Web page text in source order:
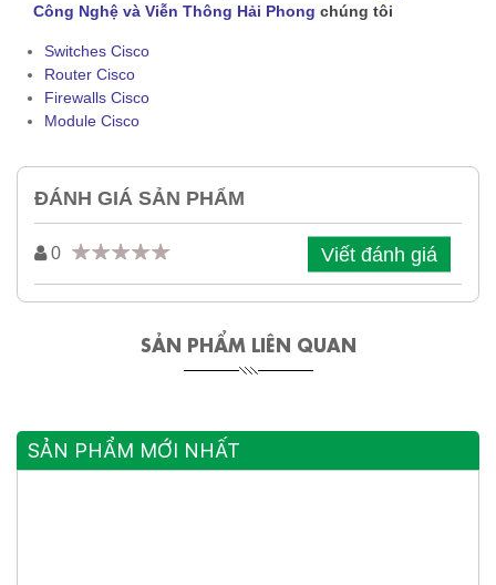
Công Nghệ và Viễn Thông Hải Phong chúng tôi
Switches Cisco
Router Cisco
Firewalls Cisco
Module Cisco
ĐÁNH GIÁ SẢN PHẨM
0 Viết đánh giá
SẢN PHẨM LIÊN QUAN
SẢN PHẨM MỚI NHẤT